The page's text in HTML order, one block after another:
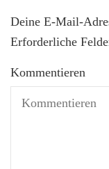
Deine E-Mail-
Erforderliche
Kommentieren